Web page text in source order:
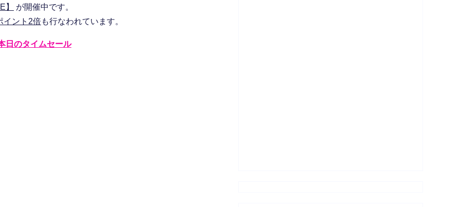
】
が開催中です。
イント2倍も行なわれています。
日のタイムセール